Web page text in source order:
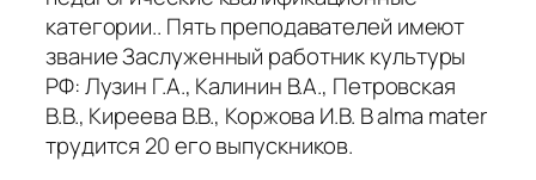
категории.. Пять преподавателей имеют
звание Заслуженный работник культуры
РФ: Лузин Г.А., Калинин В.А., Петровская
В.В., Киреева В.В., Коржова И.В. В alma mater
трудится 20 его выпускников.